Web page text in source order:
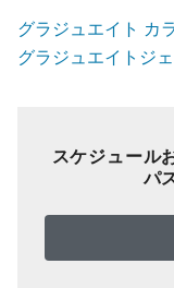
グラジュエイト カ
グラジュエイトジ
スケジュール
パ